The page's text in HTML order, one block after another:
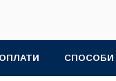
СПОСОБИ